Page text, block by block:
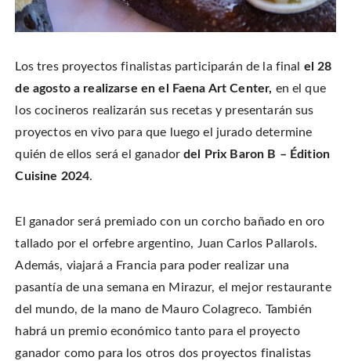
Los tres proyectos finalistas participarán de la final
el 28
de agosto a realizarse en el Faena Art Center, en el que
los cocineros realizarán sus recetas y presentarán sus
proyectos en vivo para que luego el jurado determine
quién de ellos será el ganadordel Prix Baron B – Édition
Cuisine 2024.
El ganador será premiado con un corcho bañado en oro
tallado por el orfebre argentino, Juan Carlos Pallarols.
Además, viajará a Francia para poder realizar una
pasantía de una semana en Mirazur, el mejor restaurante
del mundo, de la mano de Mauro Colagreco. También
habrá un premio económico tanto para el proyecto
ganador como para los otros dos proyectos finalistas